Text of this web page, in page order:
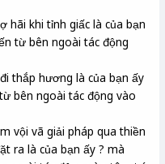
hãi khi tỉnh giấc là của bạn
từ bên ngoài tác động
thắp hương là của bạn ấy
bên ngoài tác động vào
vội vã giải pháp qua thiền
ra là của bạn ấy ? mà